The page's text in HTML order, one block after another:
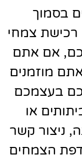
בסמוך
רכישת צמחי
אם אתם
מוזמנים
בעצמכם
או
ניצור קשר
הצמחים